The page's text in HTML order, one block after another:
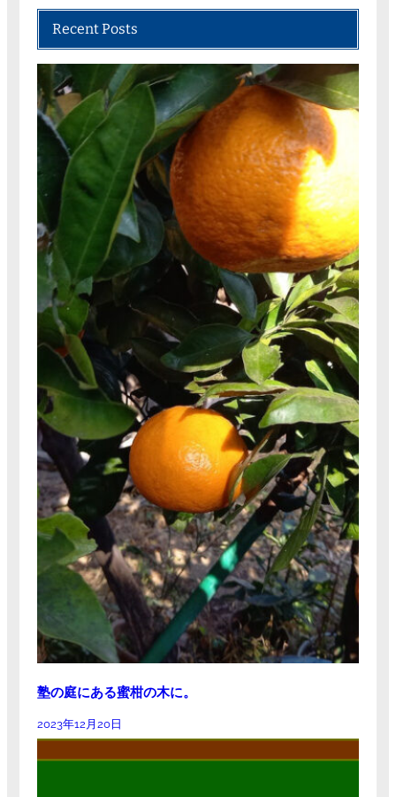
Recent Posts
塾の庭にある蜜柑の木に。
2023年12月20日